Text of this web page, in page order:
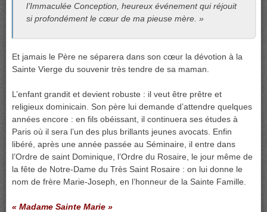
l’Immaculée Conception, heureux événement qui réjouit
si profondément le cœur de ma pieuse mère. »
Et jamais le Père ne séparera dans son cœur la dévotion à la
Sainte Vierge du souvenir très tendre de sa maman.
L’enfant grandit et devient robuste : il veut être prêtre et
religieux dominicain. Son père lui demande d’attendre quelques
années encore : en fils obéissant, il continuera ses études à
Paris où il sera l’un des plus brillants jeunes avocats. Enfin
libéré, après une année passée au Séminaire, il entre dans
l’Ordre de saint Dominique, l’Ordre du Rosaire, le jour même de
la fête de Notre-Dame du Très Saint Rosaire : on lui donne le
nom de frère Marie-Joseph, en l’honneur de la Sainte Famille.
« Madame Sainte Marie »